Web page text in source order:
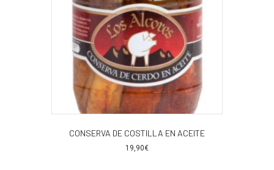
CONSERVA DE COSTILLA EN ACEITE
19,90€